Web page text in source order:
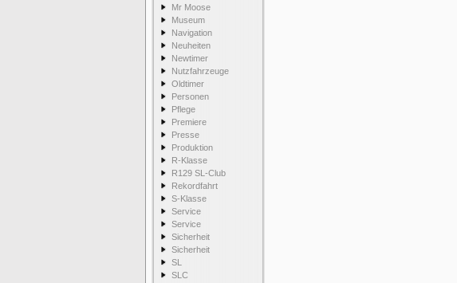
Mr Moose
Museum
Navigation
Neuheiten
Newtimer
Nutzfahrzeuge
Oldtimer
Personen
Pflege
Premiere
Presse
Produktion
R-Klasse
R129 SL-Club
Rekordfahrt
S-Klasse
Service
Service
Sicherheit
Sicherheit
SL
SLC